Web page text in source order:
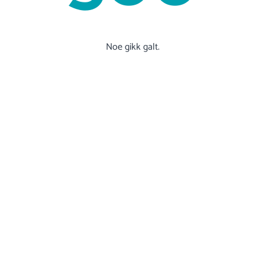
Noe gikk galt.